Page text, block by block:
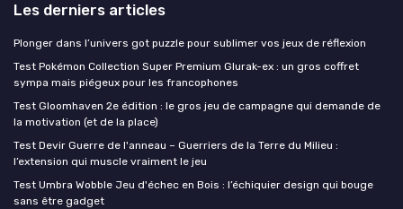
Les derniers articles
Plonger dans l’univers got puzzle pour sublimer vos jeux de réflexion
Test Pokémon Collection Super Premium Glurak-ex : un gros coffret
sympa mais piégeux pour les francophones
Test Gloomhaven 2e édition : le gros jeu de campagne qui demande de
la motivation (et de la place)
Test Devir Guerre de l'anneau – Guerriers de la Terre du Milieu :
l’extension qui muscle vraiment le jeu
Test Umbra Wobble Jeu d'échec en Bois : l’échiquier design qui bouge
sans être gadget